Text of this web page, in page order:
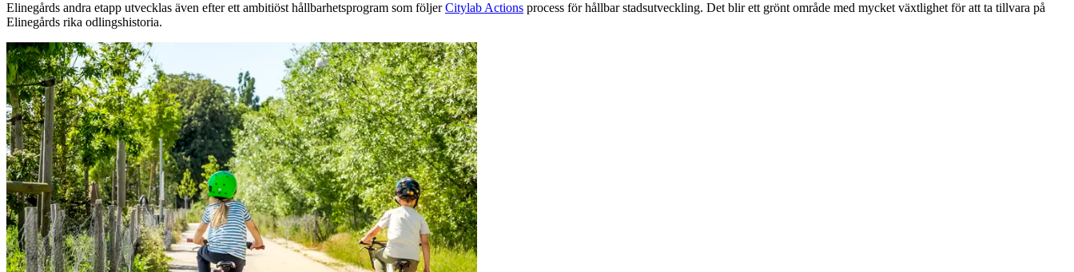
Elinegårds andra etapp utvecklas även efter ett ambitiöst hållbarhetsprogram som följerCitylab Actions process för hållbar stadsutveckling. Det blir ett grönt område med mycket växtlighet för att ta tillvara på
Elinegårds rika odlingshistoria.